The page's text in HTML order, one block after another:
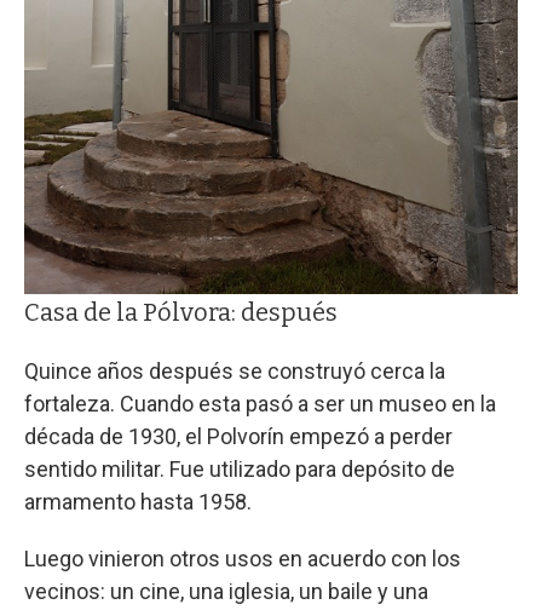
Casa de la Pólvora: después
Quince años después se construyó cerca la
fortaleza. Cuando esta pasó a ser un museo en la
década de 1930, el Polvorín empezó a perder
sentido militar. Fue utilizado para depósito de
armamento hasta 1958.
Luego vinieron otros usos en acuerdo con los
vecinos: un cine, una iglesia, un baile y una